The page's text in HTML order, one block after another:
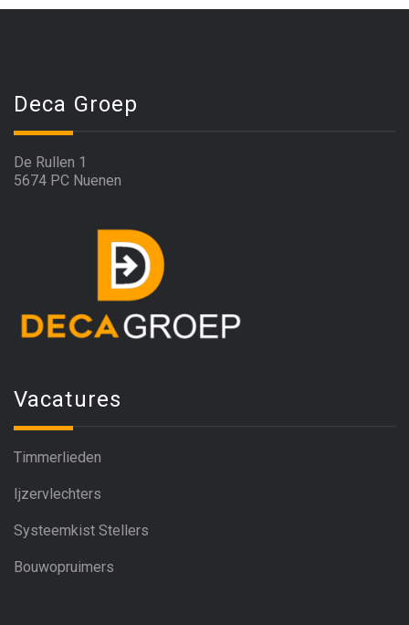
Deca Groep
De Rullen 1
5674 PC Nuenen
Vacatures
Timmerlieden
Ijzervlechters
Systeemkist Stellers
Bouwopruimers